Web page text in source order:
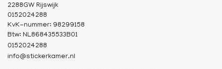
2288GW Rijswijk
0152024288
KvK-nummer: 98299158
Btw: NL868435533B01
0152024288
info@stickerkamer.nl